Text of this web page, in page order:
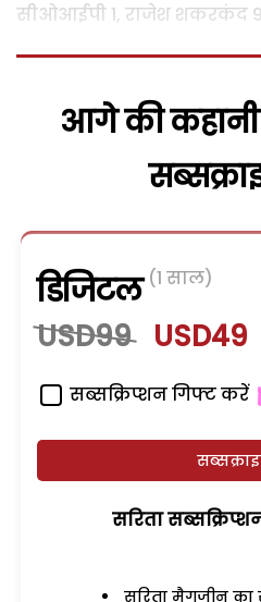
सीओआईपी 1, राजेश शकरकंद
आगे की
डिजिटल (1 साल)
USD99 USD49
सब्सक्रिप्शन गिफ्ट करें
सरिता
सरिता मैगजीन का